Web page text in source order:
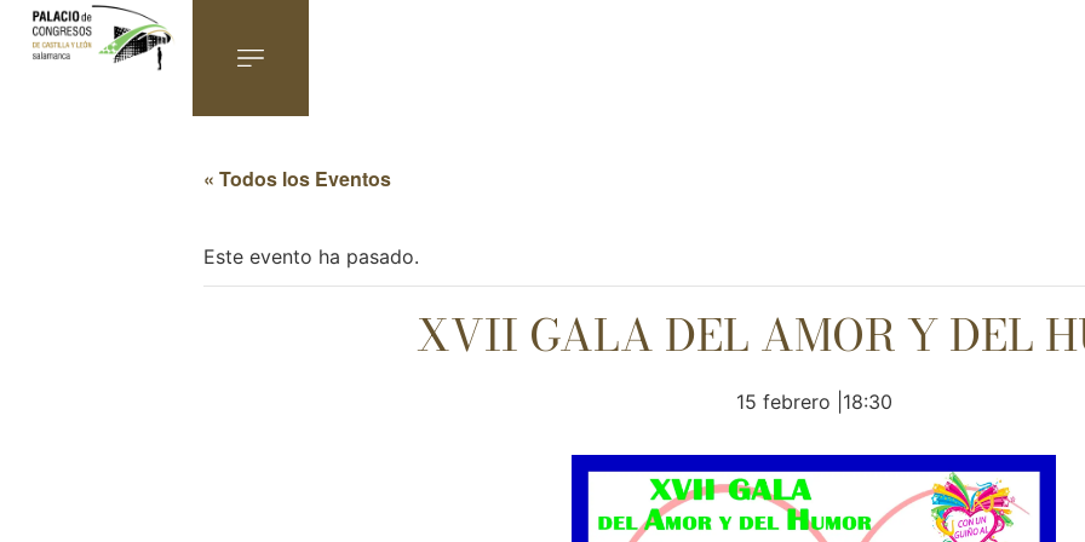
« Todos los Eventos
Este evento ha pasado.
XVII GALA DEL AMOR Y DEL
15 febrero |18:30